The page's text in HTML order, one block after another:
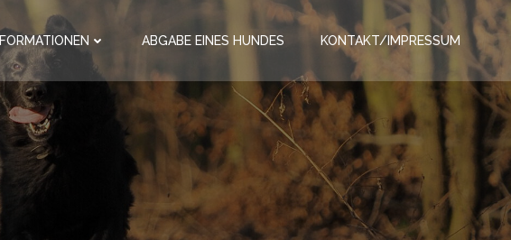
ABGABE EINES HUNDES KONTAKT/IMPRESSUM